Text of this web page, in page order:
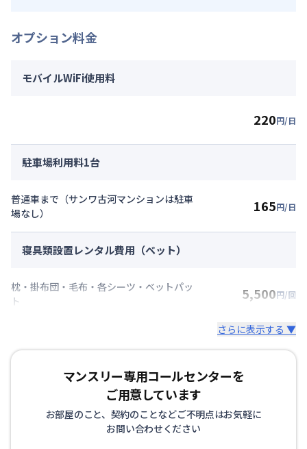
オプション料金
モバイルWiFi使用料
220円/日
駐車場利用料1台
普通車まで（サンワ古河マンションは駐車
場なし）
165円/日
寝具類設置レンタル費用（ベット）
枕・掛布団・毛布・各シーツ・ベットパッ
ト
5,500円/回
さらに表示する ▼
マンスリー専用コールセンターを
ご用意しています
お部屋のこと、契約のことなどご不明点はお気軽に
お問い合わせください